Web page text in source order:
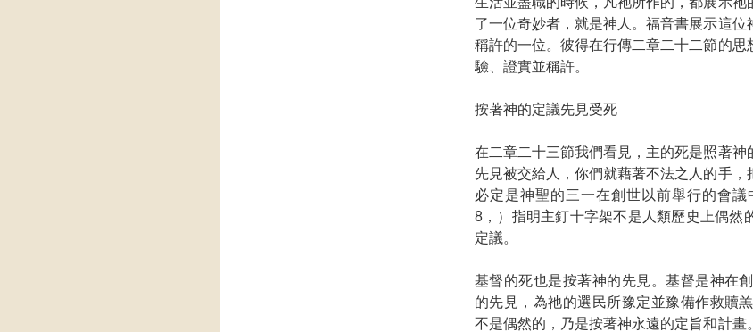
了一位奇妙者，就是神人。福音書展示這
稱許的一位。彼得在行傳二章二十二節的
驗、證實並稱許。
按著神的定議先見受死
在二章二十三節我們看見，主的死是照著
先見被交給人，你們就藉著不法之人的手
必定是神聖的三一在創世以前舉行的會
8，）指明主釘十字架不是人類歷史上偶然
定議。
基督的死也是按著神的先見。基督是神在
的先見，為祂的選民所豫定並豫備作救贖
不是偶然的，乃是按著神永遠的定旨和計畫